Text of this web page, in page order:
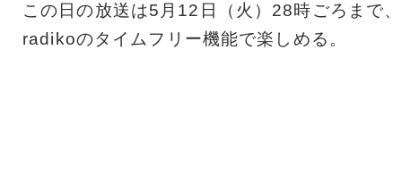
この日の放送は5月12日（火）28時ごろまで、
radikoのタイムフリー機能で楽しめる。